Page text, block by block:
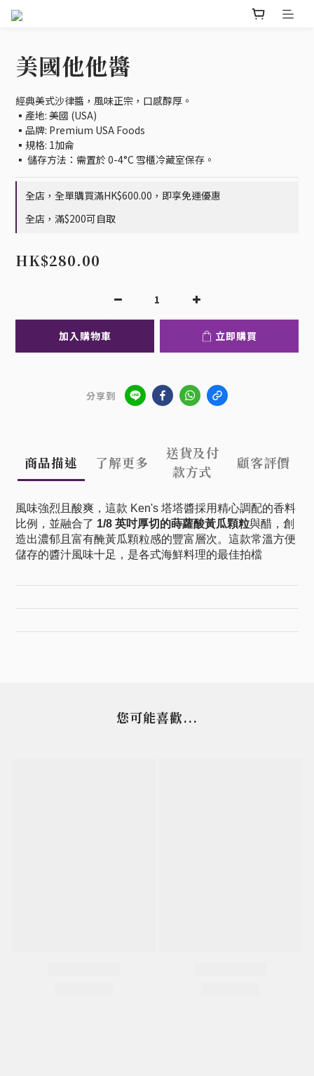
美國他他醬
經典美式沙律醬，風味正宗，口感醇厚。
▪️產地: 美國 (USA)
▪️品牌: Premium USA Foods
▪️規格: 1加侖
▪️ 儲存方法：需置於 0-4°C 雪櫃冷藏室保存。
全店，全單購買滿HK$600.00，即享免運優惠
全店，滿$200可自取
HK$280.00
加入購物車 立即購買
分享到
商品描述 了解更多
送貨及付
款方式
顧客評價
風味強烈且酸爽，這款 Ken's 塔塔醬採用精心調配的香料
比例，並融合了 1/8 英吋厚切的蒔蘿酸黃瓜顆粒與醋，創
造出濃郁且富有醃黃瓜顆粒感的豐富層次。這款常溫方便
儲存的醬汁風味十足，是各式海鮮料理的最佳拍檔
您可能喜歡...